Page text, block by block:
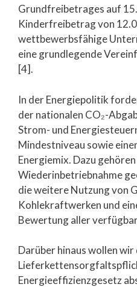
Grundfreibetrages auf
Kinderfreibetrag von
wettbewerbsfähige
eine grundlegende
[4].
In der Energiepolitik
der nationalen CO₂-
Strom- und
Mindestniveau sowie
Energiemix. Dazu
Wiederinbetriebnahme
die weitere Nutzung von
Kohlekraftwerken und
Bewertung aller
Darüber hinaus wollen wir
Energieeffizienzgesetz